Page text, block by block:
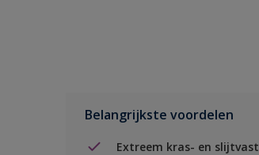
Belangrijkste voordelen
Extreem kras- en slijtvast